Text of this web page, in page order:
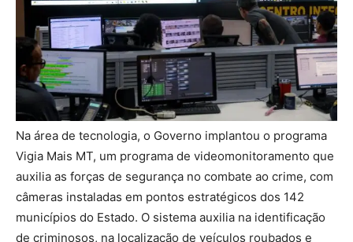
Na área de tecnologia, o Governo implantou o programa
Vigia Mais MT, um programa de videomonitoramento que
auxilia as forças de segurança no combate ao crime, com
câmeras instaladas em pontos estratégicos dos 142
municípios do Estado. O sistema auxilia na identificação
de criminosos, na localização de veículos roubados e